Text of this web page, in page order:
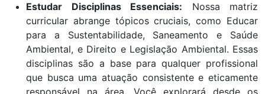
Estudar Disciplinas Essenciais: Nossa matriz
curricular abrange tópicos cruciais, como Educar
para a Sustentabilidade, Saneamento e Saúde
Ambiental, e Direito e Legislação Ambiental. Essas
disciplinas são a base para qualquer profissional
que busca uma atuação consistente e eticamente